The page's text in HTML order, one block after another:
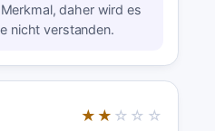
daher wird es
nicht verstanden.
★★ ☆☆☆